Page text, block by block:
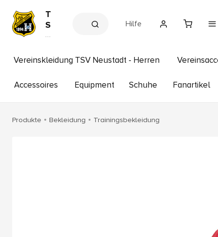
T
S
V
e
t
t
e
s
Hilfe
Vereinskleidung TSV Neustadt - Herren
Accessoires Equipment Schuhe Fanartikel
Produkte Bekleidung Trainingsbekleidung